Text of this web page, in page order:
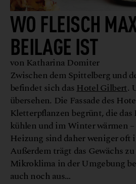
WO FLEISCH
BEILAGE IST
von Katharina Domiter
Zwischen dem Spittelberg und
befindet sich dasHotel Gilbert.
übersehen. Die Fassade des
Kletterpflanzen begrünt, die
kühlen und im Winter wärmen
Heizung sind daher weniger oft
Außerdem trägt das Gewächs
Mikroklima in der Umgebung
auch noch aus…